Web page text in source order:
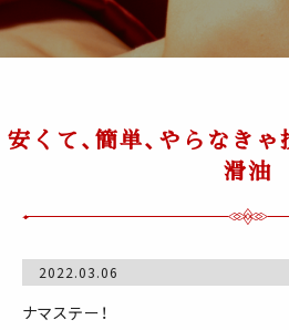
安くて、簡単、やらなき
滑油
2022.03.06
ナマステー！